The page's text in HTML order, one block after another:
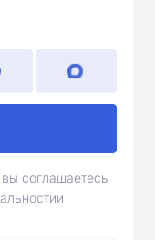
соглашаетесь